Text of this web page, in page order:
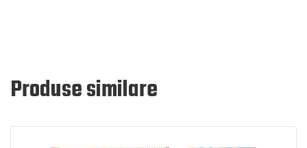
Produse similare